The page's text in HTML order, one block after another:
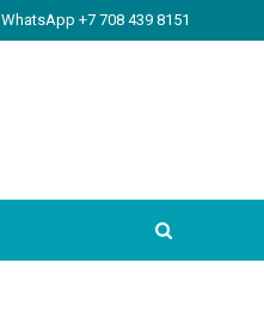
WhatsApp +7 708 439 8151